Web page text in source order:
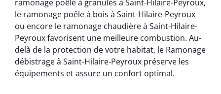
ramonage poêle à granulés à Saint-Hilaire-Peyroux,
le ramonage poêle à bois à Saint-Hilaire-Peyroux
ou encore le ramonage chaudière à Saint-Hilaire-
Peyroux favorisent une meilleure combustion. Au-
delà de la protection de votre habitat, le Ramonage
débistrage à Saint-Hilaire-Peyroux préserve les
équipements et assure un confort optimal.